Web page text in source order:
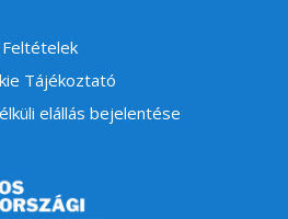
Tájékoztató
elállás bejelentése